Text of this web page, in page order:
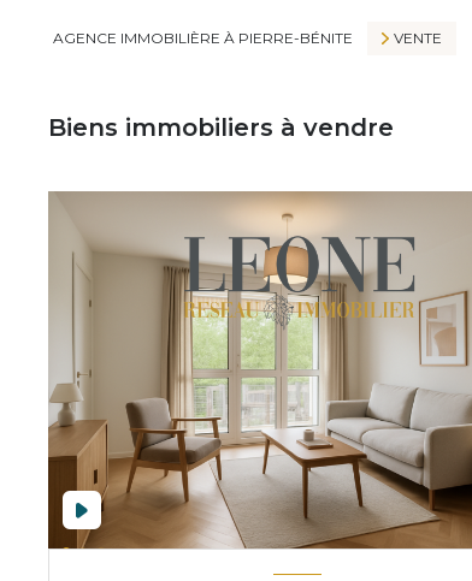
AGENCE IMMOBILIÈRE À PIERRE-BÉNITE VENTE
Biens immobiliers à vendre